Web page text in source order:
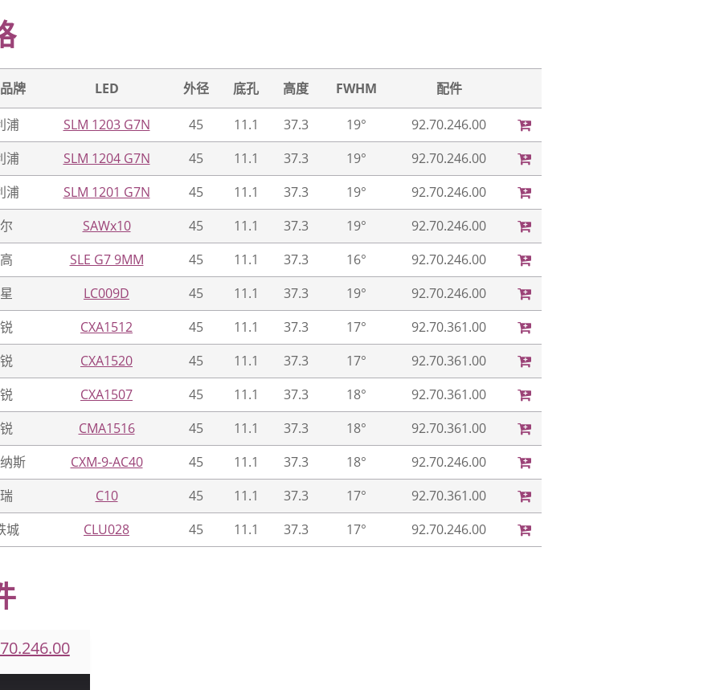
牌 LED 外径 底孔 高度 FWHM 配件
浦 SLM 1203 G7N 45 11.1 37.3 19°
92.70.246.00
浦
SLM 1204 G7N 45 11.1 37.3 19°
92.70.246.00
浦
SLM 1201 G7N 45 11.1 37.3 19°
92.70.246.00
SAWx10 45 11.1 37.3 19°
92.70.246.00
SLE G7 9MM 45 11.1 37.3 16°
92.70.246.00
LC009D 45 11.1 37.3 19°
92.70.246.00
CXA1512 45 11.1 37.3 17°
92.70.361.00
CXA1520 45 11.1 37.3 17°
92.70.361.00
CXA1507 45 11.1 37.3 18°
92.70.361.00
CMA1516 45 11.1 37.3 18°
92.70.361.00
斯
CXM-9-AC40 45 11.1 37.3 18°
92.70.246.00
C10 45 11.1 37.3 17°
92.70.361.00
城
CLU028 45 11.1 37.3 17° 92.70.246.00